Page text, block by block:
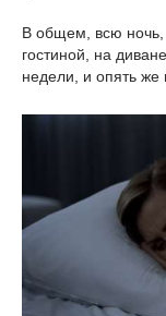
В общем, всю ночь,
гостиной, на
недели, и опять же